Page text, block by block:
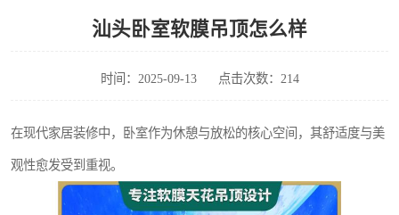
汕头卧室软膜吊顶怎么样
时间：2025-09-13 点击次数：214
在现代家居装修中，卧室作为休憩与放松的核心空间，其舒适度与美
观性愈发受到重视。